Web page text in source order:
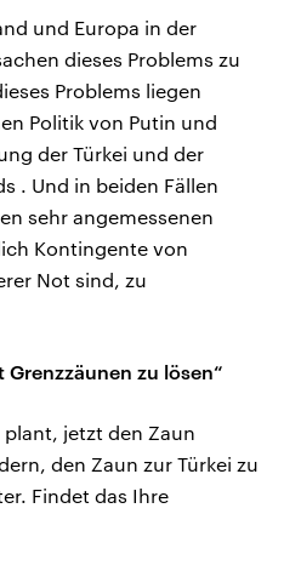
und Europa in der
dieses Problems zu
Problems liegen
Politik von Putin und
der Türkei und der
. Und in beiden Fällen
sehr angemessenen
Kontingente von
Not sind, zu
zu lösen“
jetzt den Zaun
den Zaun zur Türkei zu
Findet das Ihre